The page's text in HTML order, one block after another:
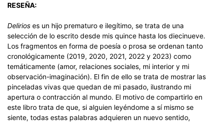
RESEÑA:
Delirios es un hijo prematuro e ilegítimo, se trata de una
selección de lo escrito desde mis quince hasta los diecinueve.
Los fragmentos en forma de poesía o prosa se ordenan tanto
cronológicamente (2019, 2020, 2021, 2022 y 2023) como
temáticamente (amor, relaciones sociales, mi interior y mi
observación-imaginación). El fin de ello se trata de mostrar las
pinceladas vivas que quedan de mi pasado, ilustrando mi
apertura o contracción al mundo. El motivo de compartirlo en
este libro trata de que, si alguien leyéndome a sí mismo se
siente, todas estas palabras adquieren un nuevo sentido,